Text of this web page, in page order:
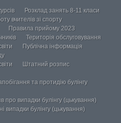
Розклад занять 8-11 класи
вчителів зі спорту
Правила прийому 2023
Територія обслуговування
Публічна інформація
Штатний розпис
та протидію булінгу
про випадки булінгу (цькування)
випадки булінгу (цькування)